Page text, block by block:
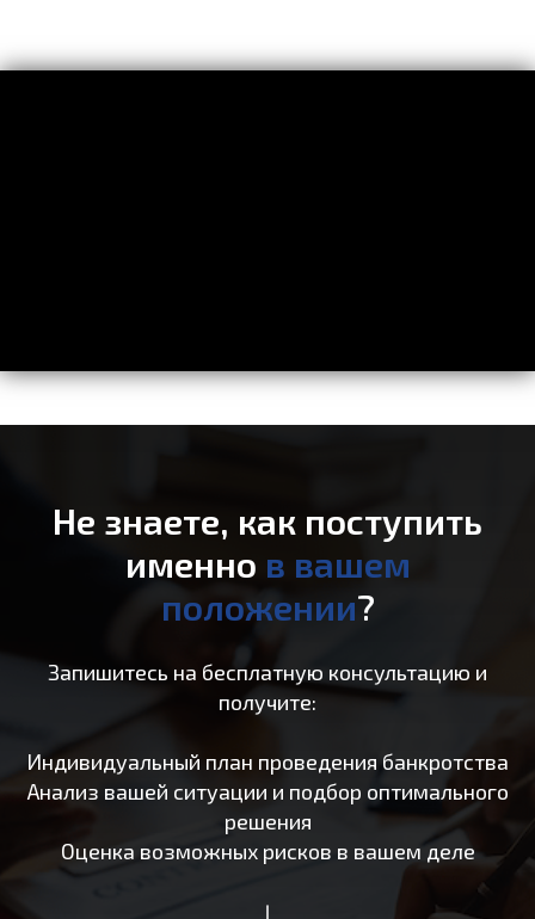
Не знаете, как поступить
именно в вашем
положении?
Запишитесь на бесплатную консультацию и
получите:
Индивидуальный план проведения банкротства
Анализ вашей ситуации и подбор оптимального
решения
Оценка возможных рисков в вашем деле